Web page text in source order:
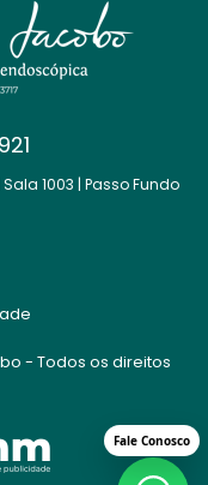
1003 | Passo Fundo
- Todos os direitos